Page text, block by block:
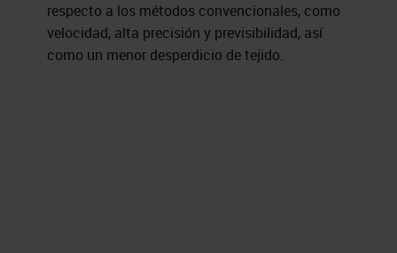
respecto a los métodos convencionales, como
velocidad, alta precisión y previsibilidad, así
como un menor desperdicio de tejido.